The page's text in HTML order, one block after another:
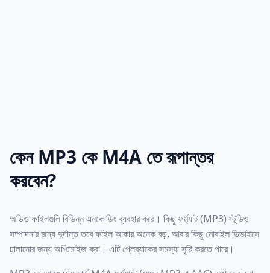
কেন MP3 কে M4A তে রূপান্তর
করবেন?
অডিও ফাইলগুলি বিভিন্ন এনকোডিং ব্যবহার করে। কিছু ফর্ম্যাট (MP3) স্টুডিও
সম্পাদনার জন্য দুর্দান্ত তবে ফাইল আকার অনেক বড়, আবার কিছু মোবাইল ডিভাইসে
চালানোর জন্য অপ্টিমাইজ করা। এটি প্লেব্যাকের সমস্যা সৃষ্টি করতে পারে।